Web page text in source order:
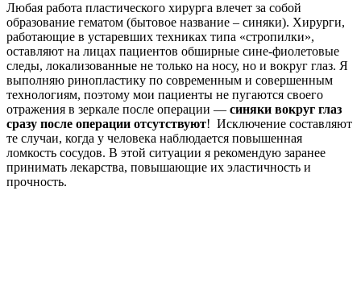
Любая работа пластического хирурга влечет за собой
образование гематом (бытовое название – синяки). Хирурги,
работающие в устаревших техниках типа «стропилки»,
оставляют на лицах пациентов обширные сине-фиолетовые
следы, локализованные не только на носу, но и вокруг глаз. Я
выполняю ринопластику по современным и совершенным
технологиям, поэтому мои пациенты не пугаются своего
отражения в зеркале после операции — синяки вокруг глаз
сразу после операции отсутствуют! Исключение составляют
те случаи, когда у человека наблюдается повышенная
ломкость сосудов. В этой ситуации я рекомендую заранее
принимать лекарства, повышающие их эластичность и
прочность.